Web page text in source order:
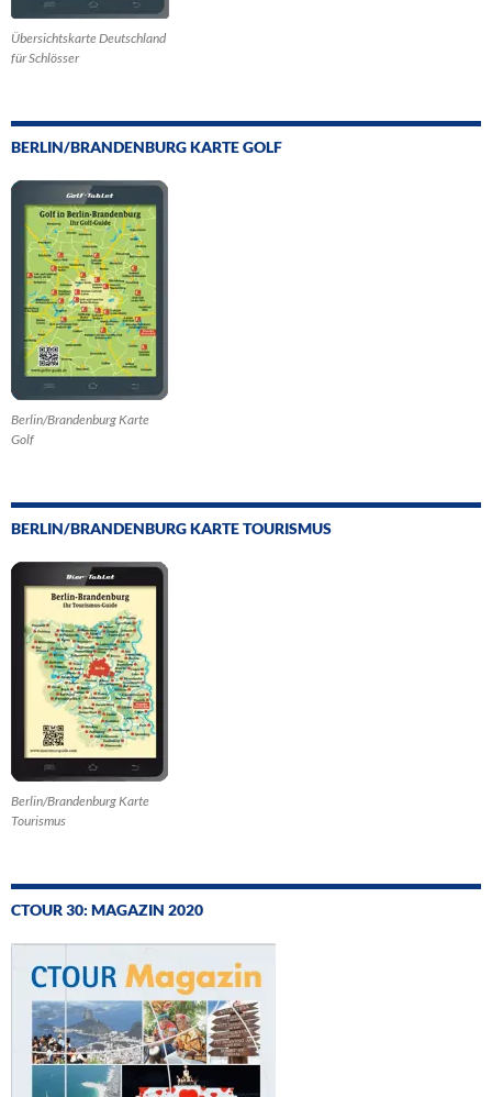
Übersichtskarte Deutschland
für Schlösser
BERLIN/BRANDENBURG KARTE GOLF
Berlin/Brandenburg Karte
Golf
BERLIN/BRANDENBURG KARTE TOURISMUS
Berlin/Brandenburg Karte
Tourismus
CTOUR 30: MAGAZIN 2020